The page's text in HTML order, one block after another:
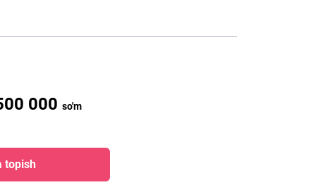
000 so'm
topish